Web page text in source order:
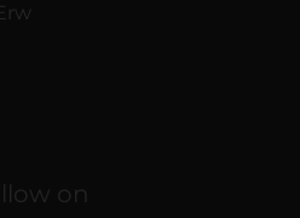
on